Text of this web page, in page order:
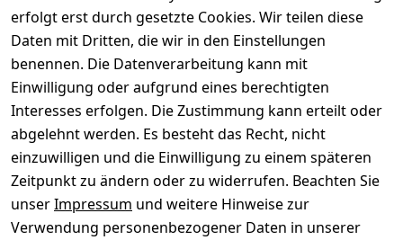
erfolgt erst durch gesetzte Cookies. Wir teilen diese
Daten mit Dritten, die wir in den Einstellungen
benennen. Die Datenverarbeitung kann mit
Einwilligung oder aufgrund eines berechtigten
Interesses erfolgen. Die Zustimmung kann erteilt oder
abgelehnt werden. Es besteht das Recht, nicht
einzuwilligen und die Einwilligung zu einem späteren
Zeitpunkt zu ändern oder zu widerrufen. Beachten Sie
unserImpressum und weitere Hinweise zur
Verwendung personenbezogener Daten in unserer
Impressum
Datenschutze
rklärung
Barrierefreihe
itserklärung
Widerrufsrec
ht
Registrieren
Kataloge zum
Download
Pflege &
Kundendienst
Kiefermöbel
Hilfe
mit